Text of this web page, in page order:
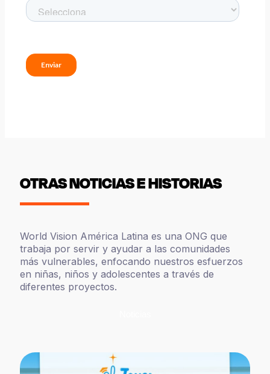
OTRAS NOTICIAS E HISTORIAS
World Vision América Latina es una ONG que
trabaja por servir y ayudar a las comunidades
más vulnerables, enfocando nuestros esfuerzos
en niñas, niños y adolescentes a través de
diferentes proyectos.